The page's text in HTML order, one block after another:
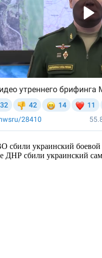
сбили украинский
ДНР сбили украинский